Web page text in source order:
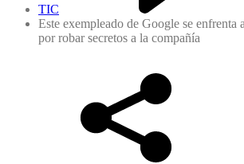
TIC
Este exempleado de Google se enfrenta
por robar secretos a la compañía